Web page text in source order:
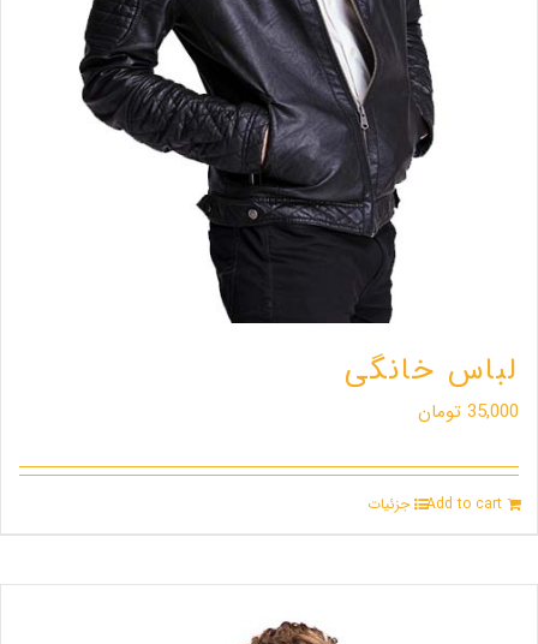
لباس خانگی
35,000 تومان
Add to cart جزئیات